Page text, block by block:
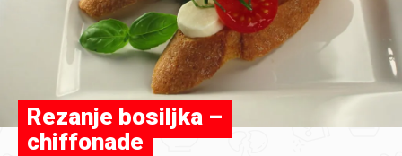
Rezanje bosiljka –
chiffonade